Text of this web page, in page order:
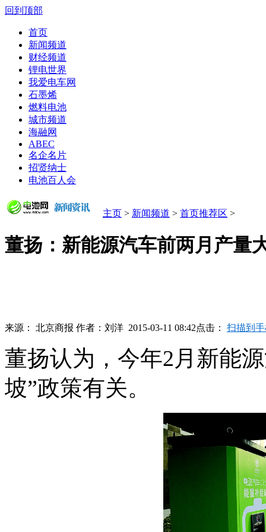
回到顶部
首页
新闻频道
财经频道
锂电世界
我爱电车网
石墨烯
燃料电池
城市频道
海融网
ABEC
名企名片
招贤纳士
电池百人会
主页 > 新闻频道 > 首页推荐区 >
董扬：新能源汽车前两月产量
来源： 北京商报 作者： 刘洋 2015-03-11 08:42点击： 扫描到
董扬认为，今年2月新能
坡”政策有关。